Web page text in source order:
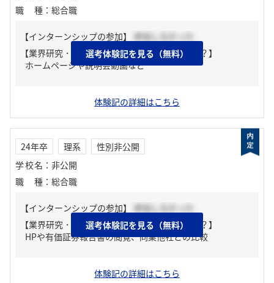
職種 ： 総合職
【インターンシップの参加】
参加しなかった
【業界研究・企業研究はどんな風にしましたか？】
ホームページや説明会動画など
選考体験記を見る（無料）
体験記の詳細はこちら
24年卒 理系
性別非公開
学校名 ： 非公開
職種 ： 総合職
【インターンシップの参加】
参加しなかった
【業界研究・企業研究はどんな風にしましたか？】
HPや有価証券報告書の閲覧、同業他社との比較
選考体験記を見る（無料）
体験記の詳細はこちら